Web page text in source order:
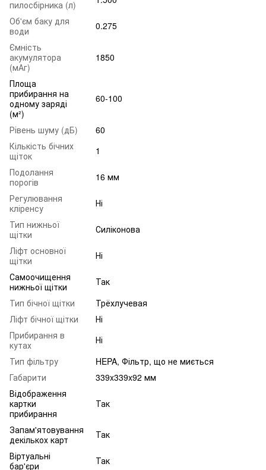
пилосбірника (л)
Об'єм баку для
води
0.275
Ємність
акумулятора
(мАг)
1850
Площа
прибирання на
одному заряді
(м²)
60-100
Рівень шуму (дБ)
60
Кількість бічних
щіток
1
Подолання
порогів
16 мм
Регулювання
кліренсу
Ні
Тип нижньої
щітки
Силіконова
Ліфт основної
щітки
Ні
Самоочищення
нижньої щітки
Так
Тип бічної щітки
Трёхлучевая
Ліфт бічної щітки
Ні
Прибирання в
кутах
Ні
Тип фільтру
HEPA, Фільтр, що не миється
Габарити
339x339x92 мм
Відображення
картки
прибирання
Так
Запам'ятовування
декількох карт
Так
Віртуальні
бар'єри
Так